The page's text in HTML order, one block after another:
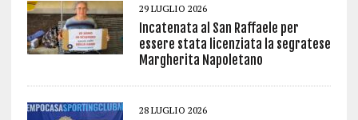
29 LUGLIO 2026
Incatenata al San Raffaele per
essere stata licenziata la segratese
Margherita Napoletano
28 LUGLIO 2026